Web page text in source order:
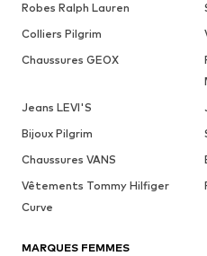
Robes Ralph Lauren
Colliers Pilgrim
Chaussures GEOX
Jeans LEVI'S
Bijoux Pilgrim
Chaussures VANS
Vêtements Tommy Hilfiger
Curve
MARQUES FEMMES